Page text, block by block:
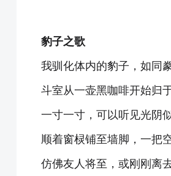
豹子之歌
我驯化体内的豹子，如同
斗室从一壶黑咖啡开始归
一寸一寸，可以听见光阴
顺着窗棂铺至墙脚，一把
仿佛友人将至，或刚刚离